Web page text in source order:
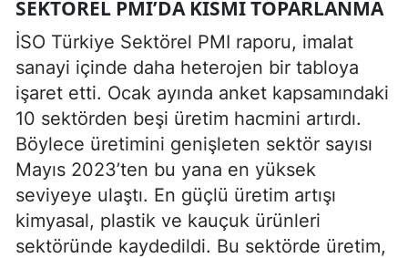
SEKTÖREL PMI’DA KISMI TOPARLANMA
İSO Türkiye Sektörel PMI raporu, imalat
sanayi içinde daha heterojen bir tabloya
işaret etti. Ocak ayında anket kapsamındaki
10 sektörden beşi üretim hacmini artırdı.
Böylece üretimini genişleten sektör sayısı
Mayıs 2023’ten bu yana en yüksek
seviyeye ulaştı. En güçlü üretim artışı
kimyasal, plastik ve kauçuk ürünleri
sektöründe kaydedildi. Bu sektörde üretim,